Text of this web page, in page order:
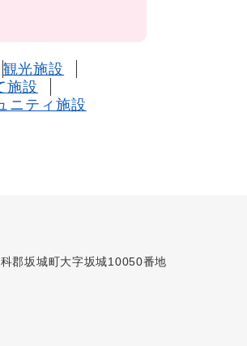
観光施設
施設
ニティ施設
郡坂城町大字坂城10050番地